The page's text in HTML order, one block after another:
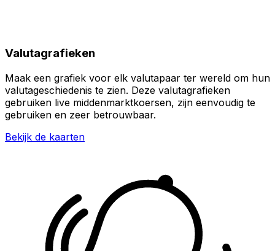
Valutagrafieken
Maak een grafiek voor elk valutapaar ter wereld om hun
valutageschiedenis te zien. Deze valutagrafieken
gebruiken live middenmarktkoersen, zijn eenvoudig te
gebruiken en zeer betrouwbaar.
Bekijk de kaarten